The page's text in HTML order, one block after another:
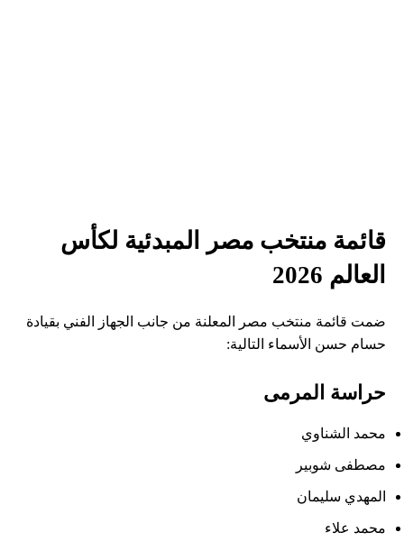
قائمة منتخب مصر المبدئية لكأس
العالم 2026
ضمت قائمة منتخب مصر المعلنة من جانب الجهاز الفني بقيادة
حسام حسن الأسماء التالية:
حراسة المرمى
محمد الشناوي
مصطفى شوبير
المهدي سليمان
محمد علاء